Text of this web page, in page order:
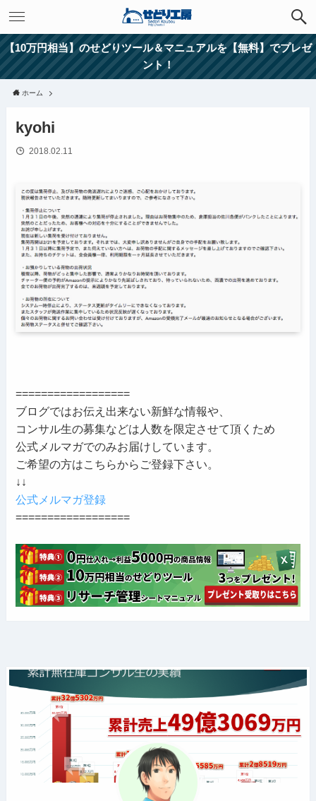
【10万円相当】のせどりツール＆マニュアルを【無料】でプレゼ
ント！
ホーム
kyohi
2018.02.11
==================
ブログではお伝え出来ない新鮮な情報や、
コンサル生の募集などは人数を限定させて頂くため
公式メルマガでのみお届けしています。
ご希望の方はこちらからご登録下さい。
↓↓
公式メルマガ登録
==================